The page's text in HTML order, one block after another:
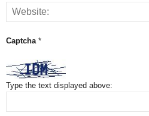
Captcha *
Type the text displayed above: